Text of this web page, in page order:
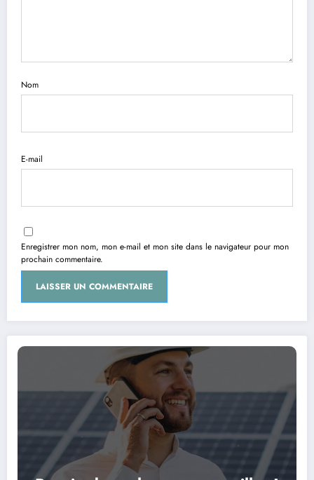
Nom
E-mail
Enregistrer mon nom, mon e-mail et mon site dans le navigateur pour mon
prochain commentaire.